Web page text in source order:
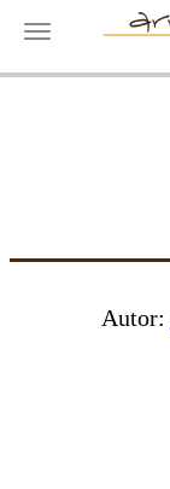
Toggle navigation
Autor: